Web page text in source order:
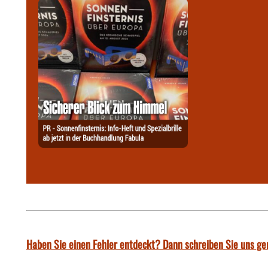
Haben Sie einen Fehler entdeckt? Dann schreiben Sie uns